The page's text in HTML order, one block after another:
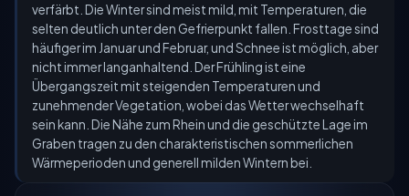
verfärbt. Die Winter sind meist mild, mit Temperaturen, die
selten deutlich unter den Gefrierpunkt fallen. Frosttage sind
häufiger im Januar und Februar, und Schnee ist möglich, aber
nicht immer langanhaltend. Der Frühling ist eine
Übergangszeit mit steigenden Temperaturen und
zunehmender Vegetation, wobei das Wetter wechselhaft
sein kann. Die Nähe zum Rhein und die geschützte Lage im
Graben tragen zu den charakteristischen sommerlichen
Wärmeperioden und generell milden Wintern bei.